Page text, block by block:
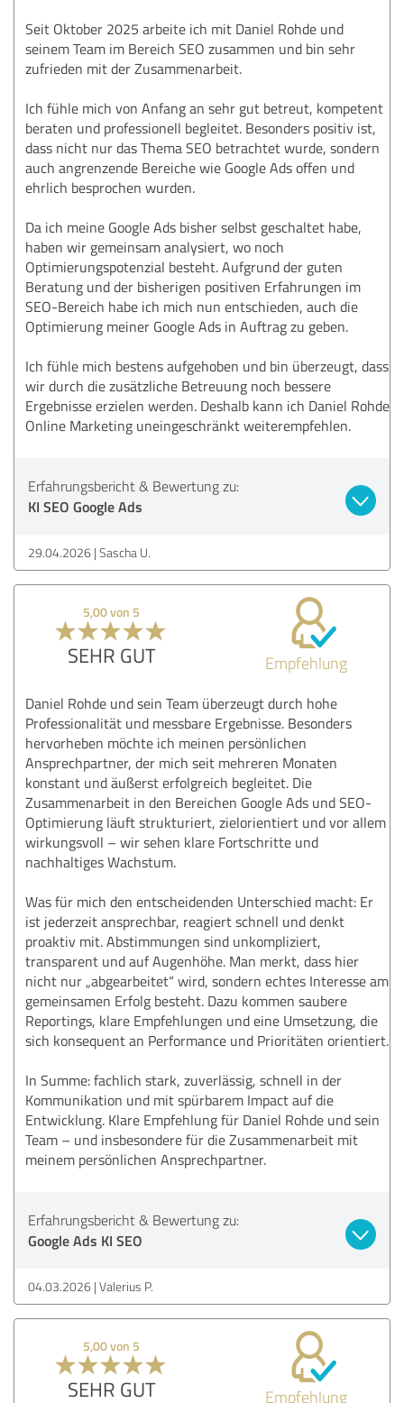
Seit Oktober 2025 arbeite ich mit Daniel Rohde und
seinem Team im Bereich SEO zusammen und bin sehr
zufrieden mit der Zusammenarbeit.
Ich fühle mich von Anfang an sehr gut betreut, kompetent
beraten und professionell begleitet. Besonders positiv ist,
dass nicht nur das Thema SEO betrachtet wurde, sondern
auch angrenzende Bereiche wie Google Ads offen und
ehrlich besprochen wurden.
Da ich meine Google Ads bisher selbst geschaltet habe,
haben wir gemeinsam analysiert, wo noch
Optimierungspotenzial besteht. Aufgrund der guten
Beratung und der bisherigen positiven Erfahrungen im
SEO-Bereich habe ich mich nun entschieden, auch die
Optimierung meiner Google Ads in Auftrag zu geben.
Ich fühle mich bestens aufgehoben und bin überzeugt, dass
wir durch die zusätzliche Betreuung noch bessere
Ergebnisse erzielen werden. Deshalb kann ich Daniel Rohde
Online Marketing uneingeschränkt weiterempfehlen.
Erfahrungsbericht & Bewertung zu:
KI SEO Google Ads
29.04.2026 Sascha U.
5,00 von 5
SEHR GUT Empfehlung
Daniel Rohde und sein Team überzeugt durch hohe
Professionalität und messbare Ergebnisse. Besonders
hervorheben möchte ich meinen persönlichen
Ansprechpartner, der mich seit mehreren Monaten
konstant und äußerst erfolgreich begleitet. Die
Zusammenarbeit in den Bereichen Google Ads und SEO-
Optimierung läuft strukturiert, zielorientiert und vor allem
wirkungsvoll – wir sehen klare Fortschritte und
nachhaltiges Wachstum.
Was für mich den entscheidenden Unterschied macht: Er
ist jederzeit ansprechbar, reagiert schnell und denkt
proaktiv mit. Abstimmungen sind unkompliziert,
transparent und auf Augenhöhe. Man merkt, dass hier
nicht nur „abgearbeitet“ wird, sondern echtes Interesse am
gemeinsamen Erfolg besteht. Dazu kommen saubere
Reportings, klare Empfehlungen und eine Umsetzung, die
sich konsequent an Performance und Prioritäten orientiert.
In Summe: fachlich stark, zuverlässig, schnell in der
Kommunikation und mit spürbarem Impact auf die
Entwicklung. Klare Empfehlung für Daniel Rohde und sein
Team – und insbesondere für die Zusammenarbeit mit
meinem persönlichen Ansprechpartner.
Erfahrungsbericht & Bewertung zu:
Google Ads KI SEO
04.03.2026 Valerius P.
5,00 von 5
SEHR GUT Empfehlung